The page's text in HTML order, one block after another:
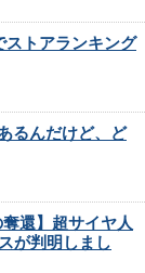
ストアランキング
るんだけど、ど
還】超サイヤ人
が判明しまし